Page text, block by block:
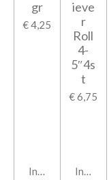
gr
€ 4,25
In winkelwagen
ieve
r
Roll
4-
5″4s
t
€ 6,75
In